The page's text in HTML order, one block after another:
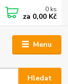
Menu
Hledat
0 ks
za 0,00 Kč